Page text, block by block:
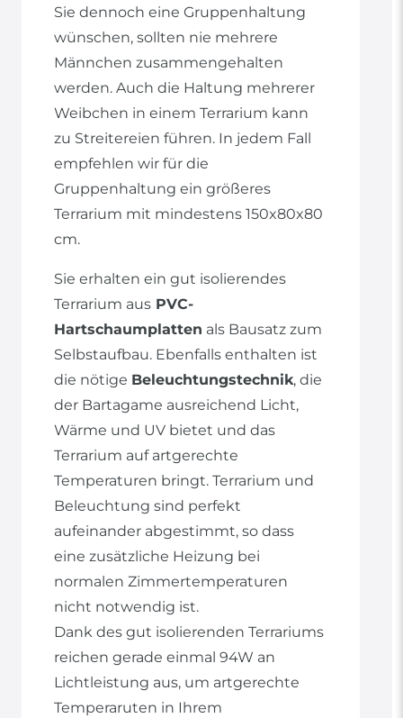
Sie dennoch eine Gruppenhaltung
wünschen, sollten nie mehrere
Männchen zusammengehalten
werden. Auch die Haltung mehrerer
Weibchen in einem Terrarium kann
zu Streitereien führen. In jedem Fall
empfehlen wir für die
Gruppenhaltung ein größeres
Terrarium mit mindestens 150x80x80
cm.
Sie erhalten ein gut isolierendes
Terrarium aus PVC-
Hartschaumplatten als Bausatz zum
Selbstaufbau. Ebenfalls enthalten ist
die nötige Beleuchtungstechnik, die
der Bartagame ausreichend Licht,
Wärme und UV bietet und das
Terrarium auf artgerechte
Temperaturen bringt. Terrarium und
Beleuchtung sind perfekt
aufeinander abgestimmt, so dass
eine zusätzliche Heizung bei
normalen Zimmertemperaturen
nicht notwendig ist.
Dank des gut isolierenden Terrariums
reichen gerade einmal 94W an
Lichtleistung aus, um artgerechte
Temperaruten in Ihrem